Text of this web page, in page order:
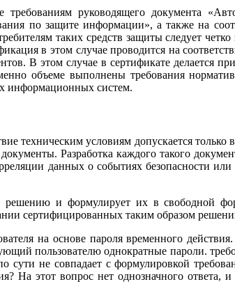
требованиям руководящего документа
по защите информации», а также на
таких средств защиты следует четко
в этом случае проводится на
В этом случае в сертификате делается
объеме выполнены требования
информационных систем.
условиям допускается только в
Разработка каждого такого
данных о событиях безопасности
решению и формулирует их в свободной
сертифицированных таким образом
на основе пароля временного
пользователю однократные пароли.
сути не совпадает с формулировкой
На этот вопрос нет однозначного ответа,